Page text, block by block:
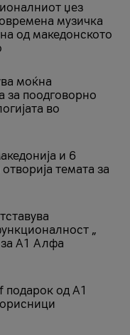
џез
музичка
од македонското
моќна
за поодговорно
во
и 6
темата за
„
за А1 Алфа
подарок од А1